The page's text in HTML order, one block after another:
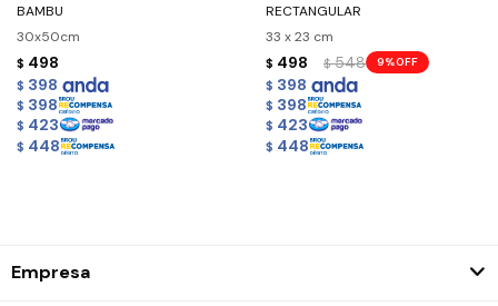
BAMBU
30x50cm
$ 498
$ 398
$ 398
$ 423
$ 448
RECTANGULAR
33 x 23 cm
$ 498 $ 548 9
$ 398
$ 398
$ 423
$ 448
Empresa